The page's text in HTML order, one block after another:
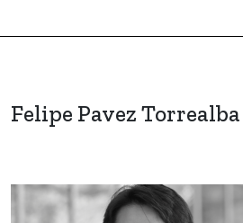
Felipe Pavez Torrealba